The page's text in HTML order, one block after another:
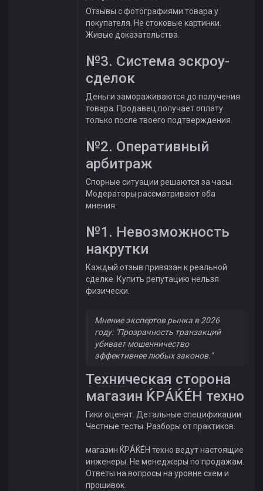
Отзывы с фотографиями товара у
покупателя. Не стоковые картинки.
Живые доказательства.
№3. Система эскроу-
сделок
Деньги замораживаются до получения
товара. Продавец получает оплату
только после твоего подтверждения.
№2. Оперативный
арбитраж
Спорные ситуации решаются за часы.
Модераторы рассматривают оба
мнения.
№1. Невозможность
накрутки
Каждый отзыв привязан к реальной
сделке. Купить репутацию нельзя
физически.
Мнение экспертов рынка в 2026
году: "Прозрачность транзакций
убивает мошенничество
эффективнее любых законов."
Техническая сторона
магазин ЌРÁЌÉH техно
Гики оценят. Детальные спецификации.
Честные тесты. Разборы от практиков.
магазин ЌРÁЌÉH техно ведут настоящие
инженеры. Не менеджеры по продажам.
Ответы на вопросы на уровне схем и
прошивок.